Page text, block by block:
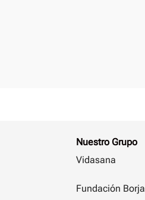
Nuestro Grupo
Vidasana
Fundación Borja